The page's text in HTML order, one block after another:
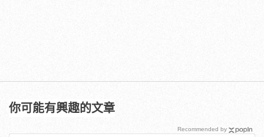
你可能有興趣的文章
Recommended by